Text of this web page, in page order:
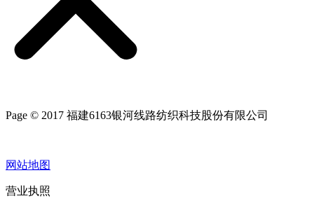
Page © 2017 福建6163银河线路纺织科技股份有限公司
网站地图
营业执照